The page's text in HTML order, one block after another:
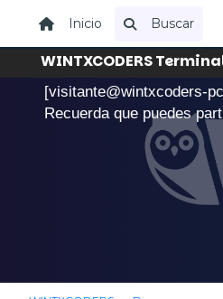
Inicio Buscar
WINTXCODERS
[visitante@wintxcoders-pc
Recuerda que puedes